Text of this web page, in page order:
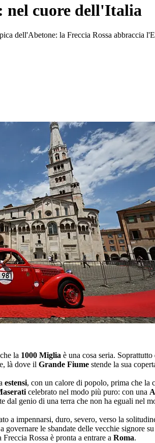
nel cuore dell'Italia
dell'Abetone: la Freccia Rossa abbraccia
la 1000 Miglia è una cosa seria.
là dove il Grande Fiume stende la sua
estensi, con un calore di popolo, prima che la
celebrato nel modo più puro: con una
dal genio di una terra che non ha eguali nel
a impennarsi, duro, severo, verso la
governare le sbandate delle vecchie
Rossa è pronta a entrare a Roma.